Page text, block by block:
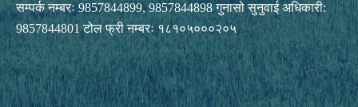
सम्पर्क नम्बरः 9857844899, 9857844898 गुनासो सुनुवाई अधिकारी:
9857844801 टोल फ्री नम्बरः १८१०५०००२०५